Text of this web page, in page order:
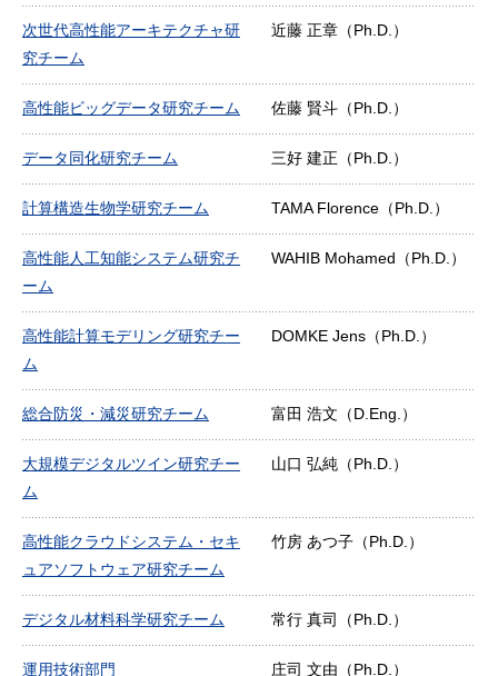
次世代高性能アーキテクチャ研
究チーム
近藤 正章（Ph.D.）
高性能ビッグデータ研究チーム 佐藤 賢斗（Ph.D.）
データ同化研究チーム 三好 建正（Ph.D.）
計算構造生物学研究チーム TAMA Florence（Ph.D.）
高性能人工知能システム研究チ
ーム
WAHIB Mohamed（Ph.D.）
高性能計算モデリング研究チー
ム
DOMKE Jens（Ph.D.）
総合防災・減災研究チーム 富田 浩文（D.Eng.）
大規模デジタルツイン研究チー
ム
山口 弘純（Ph.D.）
高性能クラウドシステム・セキ
ュアソフトウェア研究チーム
竹房 あつ子（Ph.D.）
デジタル材料科学研究チーム 常行 真司（Ph.D.）
運用技術部門 庄司 文由（Ph.D.）